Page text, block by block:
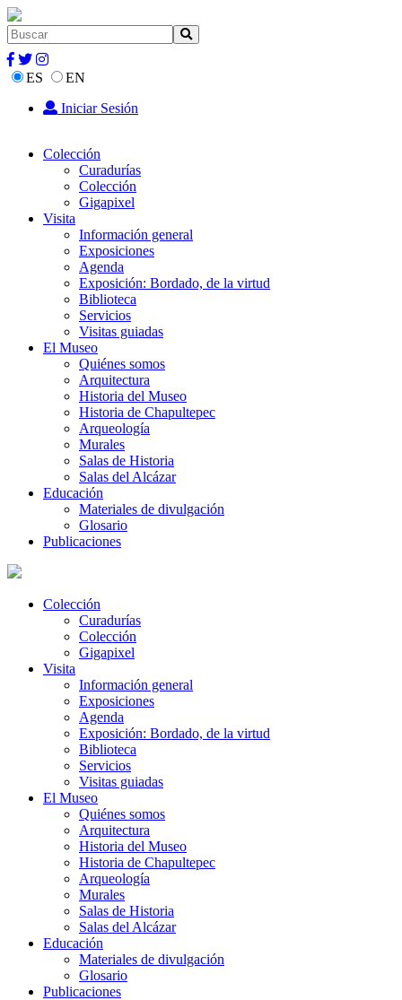
ES
EN
Iniciar Sesión
Colección
Curadurías
Colección
Gigapixel
Visita
Información general
Exposiciones
Agenda
Exposición: Bordado, de la virtud
Biblioteca
Servicios
Visitas guiadas
El Museo
Quiénes somos
Arquitectura
Historia del Museo
Historia de Chapultepec
Arqueología
Murales
Salas de Historia
Salas del Alcázar
Educación
Materiales de divulgación
Glosario
Publicaciones
Colección
Curadurías
Colección
Gigapixel
Visita
Información general
Exposiciones
Agenda
Exposición: Bordado, de la virtud
Biblioteca
Servicios
Visitas guiadas
El Museo
Quiénes somos
Arquitectura
Historia del Museo
Historia de Chapultepec
Arqueología
Murales
Salas de Historia
Salas del Alcázar
Educación
Materiales de divulgación
Glosario
Publicaciones